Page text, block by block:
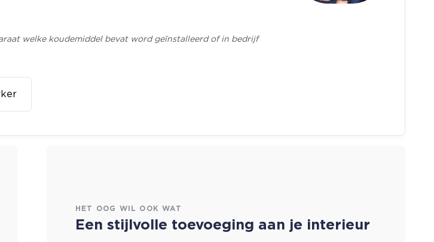
welke koudemiddel bevat word geïnstalleerd of in bedrijf
HET OOG WIL OOK WAT
Een stijlvolle toevoeging aan je interieur